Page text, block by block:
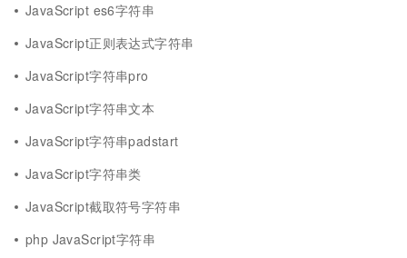
JavaScript es6字符串
JavaScript正则表达式字符串
JavaScript字符串pro
JavaScript字符串文本
JavaScript字符串padstart
JavaScript字符串类
JavaScript截取符号字符串
php JavaScript字符串